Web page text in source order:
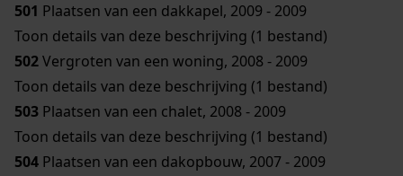
501 Plaatsen van een dakkapel, 2009 - 2009
Toon details van deze beschrijving (1 bestand)
502Vergroten van een woning, 2008 - 2009
Toon details van deze beschrijving (1 bestand)
503 Plaatsen van een chalet, 2008 - 2009
Toon details van deze beschrijving (1 bestand)
504 Plaatsen van een dakopbouw, 2007 - 2009